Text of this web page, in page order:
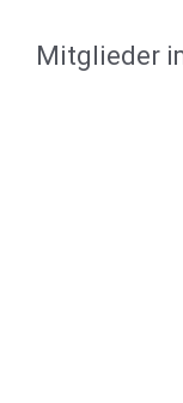
Mitglieder